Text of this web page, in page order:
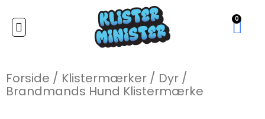
0
Forside / Klistermærker / Dyr /
Brandmands Hund Klistermærke